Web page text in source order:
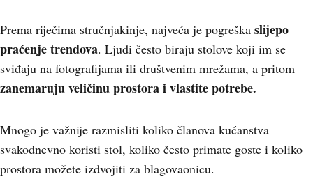
Prema riječima stručnjakinje, najveća je pogreška slijepo
praćenje trendova. Ljudi često biraju stolove koji im se
sviđaju na fotografijama ili društvenim mrežama, a pritom
zanemaruju veličinu prostora i vlastite potrebe.
Mnogo je važnije razmisliti koliko članova kućanstva
svakodnevno koristi stol, koliko često primate goste i koliko
prostora možete izdvojiti za blagovaonicu.